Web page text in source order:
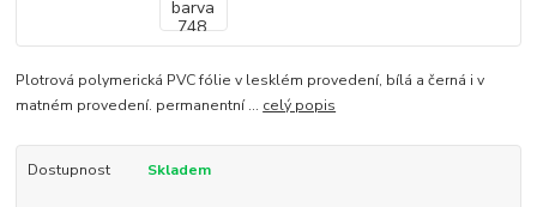
Plotrová polymerická PVC fólie v lesklém provedení, bílá a černá i v
matném provedení. permanentní ... celý popis
Dostupnost Skladem